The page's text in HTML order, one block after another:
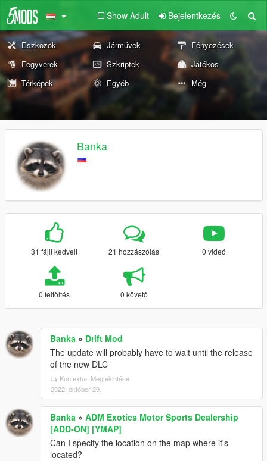
Show Adult Bejelentkezés
Eszközök Járművek
Fényezések
Fegyverek
Szkriptek
Játékos
Térképek
Egyéb Még
Banka
31 fájlt kedvelt 21 hozzászólás 0 videó
0 feltöltés 0 követő
Banka » Drift Mod
The update will probably have to wait until the release
of the new DLC
Kontextus Megtekintése
2022. október 29.
Banka » ADM Exotics Motor Sports Dealership
[ADD-ON] [YMAP]
Can I specify the location on the map where it's
located?